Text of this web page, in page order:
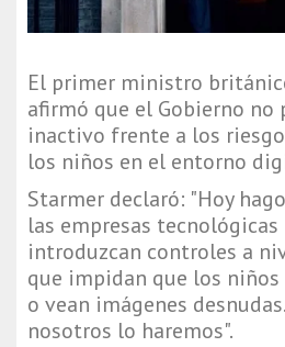
El primer ministro
afirmó que el Gobierno no
inactivo frente a los
los niños en el entorno
Starmer declaró: "Hoy
las empresas tecnológicas
introduzcan controles a
que impidan que los
o vean imágenes
nosotros lo haremos".